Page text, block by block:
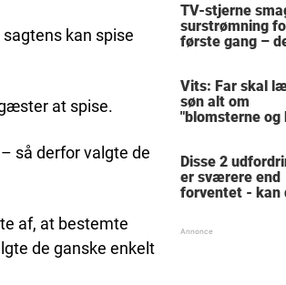
kan spise
at spise.
så derfor valgte de
af, at bestemte
de ganske enkelt
TV-stjerne
surstrømning
første gang –
skrige af grin
Vits: Far skal
søn alt om
"blomsterne og
skilsmisse
Disse 2
er sværere end
forventet - kan